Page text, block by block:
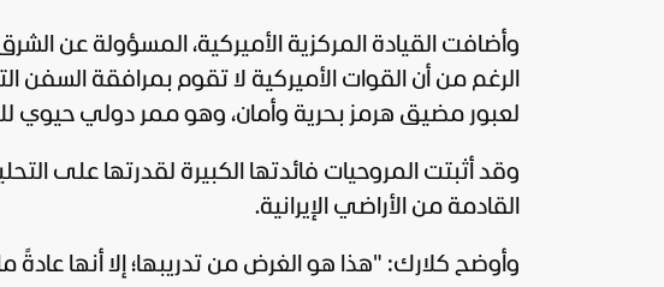
وأضافت القيادة المركزية الأميركية، المسؤولة عن
الرغم من أن القوات الأميركية لا تقوم بمرافقة السفن
لعبور مضيق هرمز بحرية وأمان، وهو ممر دولي حيوي
وقد أثبتت المروحيات فائدتها الكبيرة لقدرتها على
القادمة من الأراضي الإيرانية.
وأوضح كلارك: "هذا هو الغرض من تدريبها؛ إلا أنها عادةً